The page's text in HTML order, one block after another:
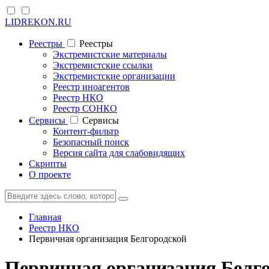
LIDREKON.RU
Реестры
Реестры
Экстремистские материалы
Экстремистские ссылки
Экстремистские организации
Реестр иноагентов
Реестр НКО
Реестр СОНКО
Cервисы
Cервисы
Контент-фильтр
Безопасный поиск
Версия сайта для слабовидящих
Скрипты
О проекте
Главная
Реестр НКО
Первичная организация Белгородской